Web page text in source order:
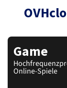
Preise
Verfügbarkeit nach
Roadmap und
Monitoring
Roadmap und
Dokumentation
Roadmap und
Roadmap und
Roadmap und
Game
Online-Spiele